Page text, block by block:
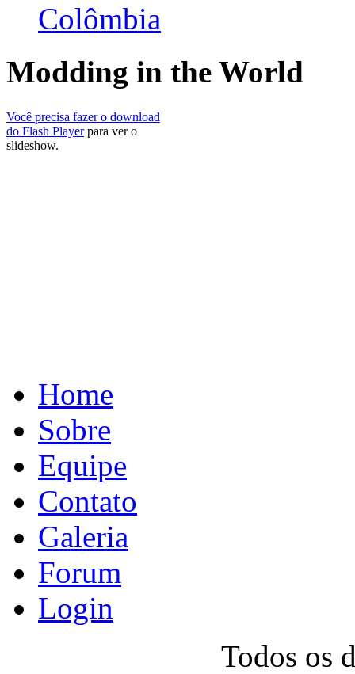
Colômbia
Modding in the World
Você precisa fazer o download
do Flash Playerpara ver o
slideshow.
Home
Sobre
Equipe
Contato
Galeria
Forum
Login
Todos os